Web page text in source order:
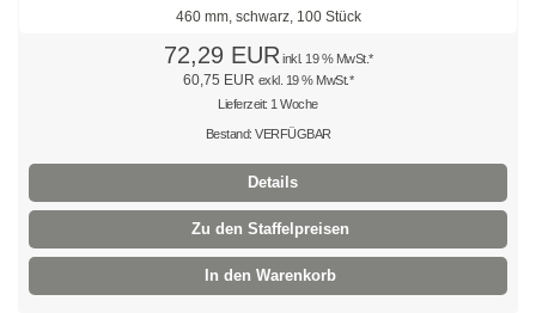
schwarz
Geflechtschlauch
72,29 EUR inkl. 19 % MwSt.*
60,75 EUR exkl. 19 % MwSt.*
Lieferzeit: 1 Woche
Bestand: VERFÜGBAR
Details
Zu den Staffelpreisen
In den Warenkorb